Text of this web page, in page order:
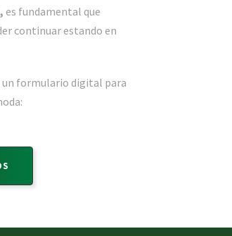
es fundamental que
continuar estando en
formulario digital para